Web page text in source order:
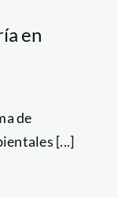
en
de
[...]